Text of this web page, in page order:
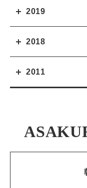
2019
2018
2011